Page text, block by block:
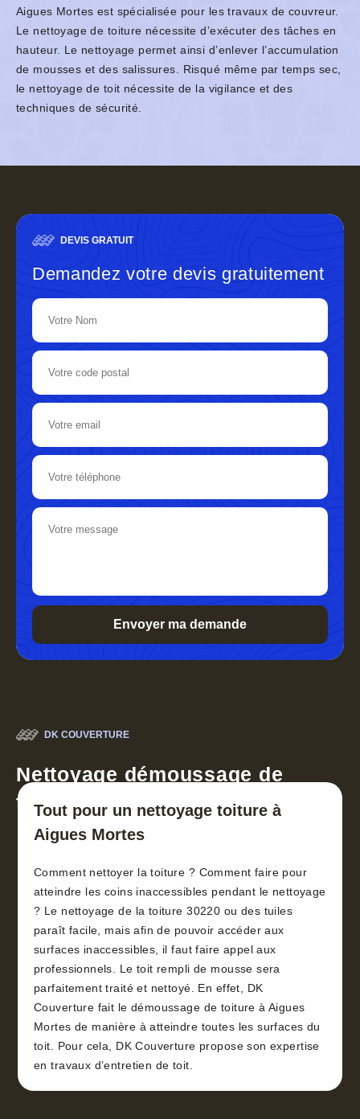
Aigues Mortes est spécialisée pour les travaux de couvreur.
Le nettoyage de toiture nécessite d’exécuter des tâches en
hauteur. Le nettoyage permet ainsi d’enlever l’accumulation
de mousses et des salissures. Risqué même par temps sec,
le nettoyage de toit nécessite de la vigilance et des
techniques de sécurité.
DEVIS GRATUIT
Demandez votre devis gratuitement
DK COUVERTURE
Nettoyage démoussage de
toiture 30
Tout pour un nettoyage toiture à
Aigues Mortes
Comment nettoyer la toiture ? Comment faire pour
atteindre les coins inaccessibles pendant le nettoyage
? Le nettoyage de la toiture 30220 ou des tuiles
paraît facile, mais afin de pouvoir accéder aux
surfaces inaccessibles, il faut faire appel aux
professionnels. Le toit rempli de mousse sera
parfaitement traité et nettoyé. En effet, DK
Couverture fait le démoussage de toiture à Aigues
Mortes de manière à atteindre toutes les surfaces du
toit. Pour cela, DK Couverture propose son expertise
en travaux d’entretien de toit.